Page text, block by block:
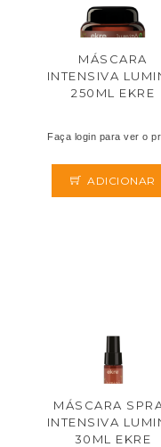
MÁSCARA
INTENSIVA
250ML EKRE
Faça login para ver o
ADICIONAR
MÁSCARA
INTENSIVA
30ML EKRE